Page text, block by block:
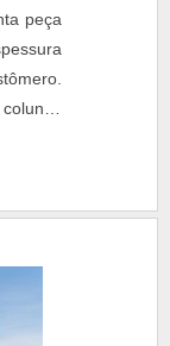
peça
um